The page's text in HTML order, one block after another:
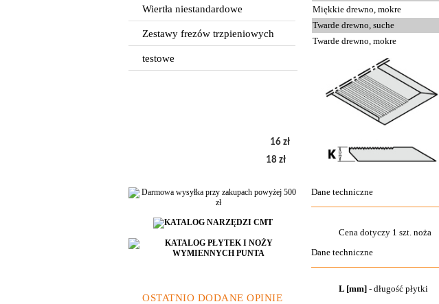
Wiertła niestandardowe
Zestawy frezów trzpieniowych
testowe
16 zł
18 zł
OSTATNIO DODANE OPINIE
Miękkie drewno, mokre
Twarde drewno, suche
Twarde drewno, mokre
Dane techniczne
Cena dotyczy 1 szt. noża
Dane techniczne
L [mm] - długość płytki